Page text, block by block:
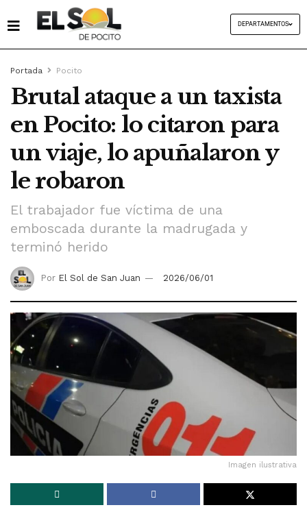
DEPARTAMENTOS
Portada Pocito
Brutal ataque a un taxista
en Pocito: lo citaron para
un viaje, lo apuñalaron y
le robaron
El trabajador fue víctima de una
emboscada durante la madrugada y
terminó herido
Por El Sol de San Juan 2026/06/01
Imagen ilustrativa